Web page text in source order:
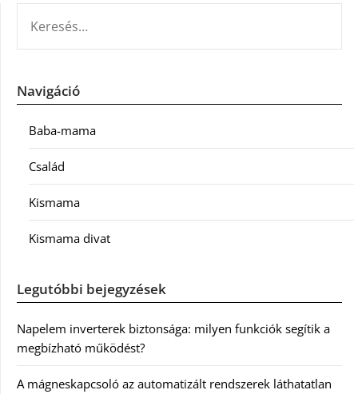
Navigáció
Baba-mama
Család
Kismama
Kismama divat
Legutóbbi bejegyzések
Napelem inverterek biztonsága: milyen funkciók segítik a
megbízható működést?
A mágneskapcsoló az automatizált rendszerek láthatatlan